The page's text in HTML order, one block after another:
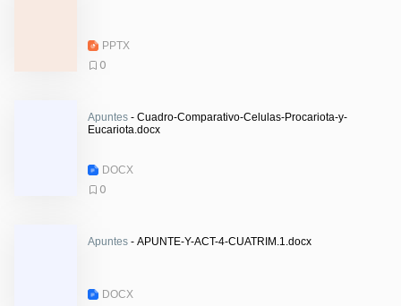
PPTX
0
Apuntes - Cuadro-Comparativo-Celulas-Procariota-y-
Eucariota.docx
DOCX
0
Apuntes - APUNTE-Y-ACT-4-CUATRIM.1.docx
DOCX